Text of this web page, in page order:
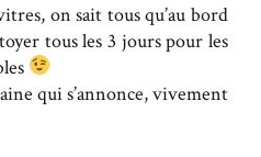
on sait tous qu’au bord
tous les 3 jours pour les
qui s’annonce, vivement